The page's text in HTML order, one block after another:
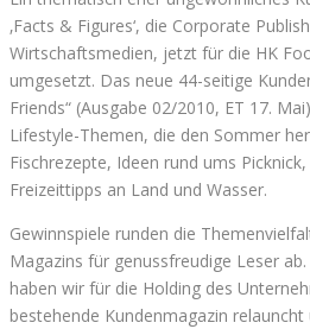
‚Facts & Figures‘, die Corporate
Wirtschaftsmedien, jetzt für die HK
umgesetzt. Das neue 44-seitige
Friends“ (Ausgabe 02/2010, ET 17.
Lifestyle-Themen, die den Sommer
Fischrezepte, Ideen rund ums
Freizeittipps an Land und Wasser.
Gewinnspiele runden die
Magazins für genussfreudige Leser ab.
haben wir für die Holding des
bestehende Kundenmagazin